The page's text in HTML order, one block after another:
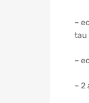
–
tau
–
– 2